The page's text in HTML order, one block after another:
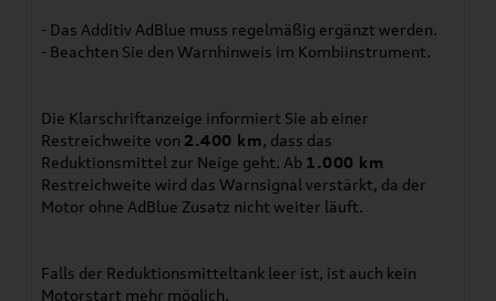
- Das Additiv AdBlue muss regelmäßig ergänzt werden.
- Beachten Sie den Warnhinweis im Kombiinstrument.
Die Klarschriftanzeige informiert Sie ab einer
Restreichweite von 2.400 km, dass das
Reduktionsmittel zur Neige geht. Ab 1.000 km
Restreichweite wird das Warnsignal verstärkt, da der
Motor ohne AdBlue Zusatz nicht weiter läuft.
Falls der Reduktionsmitteltank leer ist, ist auch kein
Motorstart mehr möglich.